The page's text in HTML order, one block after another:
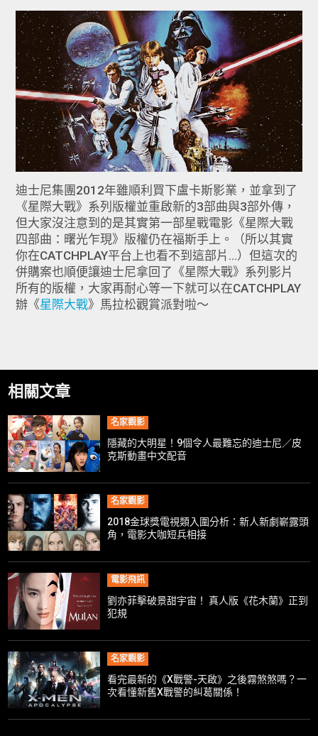
迪士尼集團2012年雖順利買下盧卡斯影業，並拿到了
《星際大戰》系列版權並重啟新的3部曲與3部外傳，
但大家沒注意到的是其實第一部星戰電影《星際大戰
四部曲：曙光乍現》版權仍在福斯手上。（所以其實
你在CATCHPLAY平台上也看不到這部片...）但這次的
併購案也順便讓迪士尼拿回了《星際大戰》系列影片
所有的版權，大家再耐心等一下就可以在CATCHPLAY
辦《星際大戰》馬拉松觀賞派對啦～
相關文章
名家觀影
隱藏的大明星！9個令人最難忘的迪士尼／皮
克斯動畫中文配音
名家觀影
2018金球獎電視類入圍分析：新人新劇嶄露頭
角，電影大咖短兵相接
電影飛訊
劉亦菲擊破景甜宇宙！ 真人版《花木蘭》正到
犯規
名家觀影
看完最新的《X戰警-天啟》之後霧煞煞嗎？一
次看懂新舊X戰警的糾葛關係！